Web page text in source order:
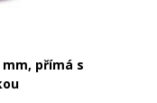
přímá s